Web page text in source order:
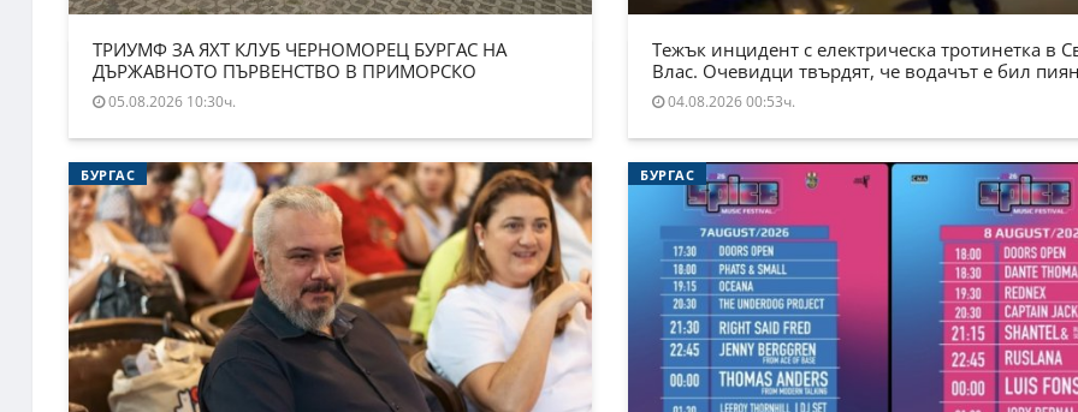
ТРИУМФ ЗА ЯХТ КЛУБ ЧЕРНОМОРЕЦ БУРГАС НА
ДЪРЖАВНОТО ПЪРВЕНСТВО В ПРИМОРСКО
05.08.2026 10:30ч.
Тежък инцидент с електрическа тротинетка в
Влас. Очевидци твърдят, че водачът е бил
04.08.2026 00:53ч.
БУРГАС БУРГАС